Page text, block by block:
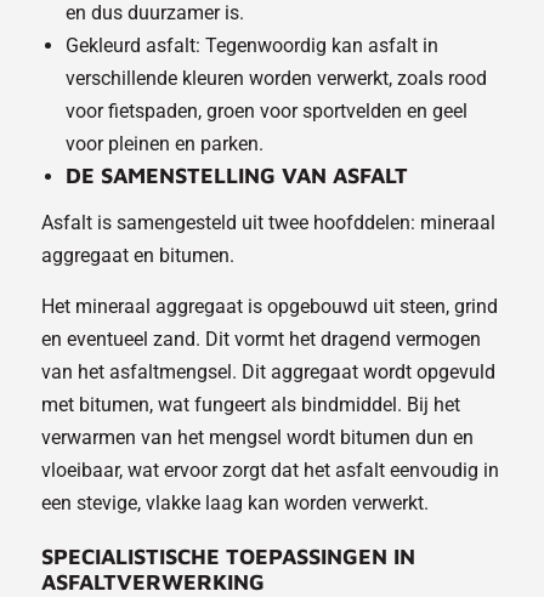
en dus duurzamer is.
Gekleurd asfalt: Tegenwoordig kan asfalt in
verschillende kleuren worden verwerkt, zoals rood
voor fietspaden, groen voor sportvelden en geel
voor pleinen en parken.
DE SAMENSTELLING VAN ASFALT
Asfalt is samengesteld uit twee hoofddelen: mineraal
aggregaat en bitumen.
Het mineraal aggregaat is opgebouwd uit steen, grind
en eventueel zand. Dit vormt het dragend vermogen
van het asfaltmengsel. Dit aggregaat wordt opgevuld
met bitumen, wat fungeert als bindmiddel. Bij het
verwarmen van het mengsel wordt bitumen dun en
vloeibaar, wat ervoor zorgt dat het asfalt eenvoudig in
een stevige, vlakke laag kan worden verwerkt.
SPECIALISTISCHE TOEPASSINGEN IN
ASFALTVERWERKING